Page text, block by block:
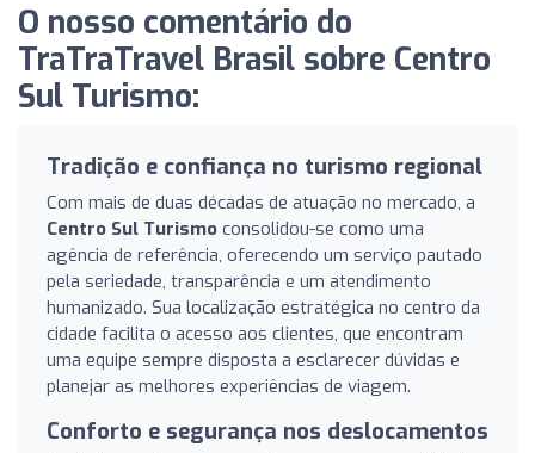
O nosso comentário do
TraTraTravel Brasil sobre Centro
Sul Turismo:
Tradição e confiança no turismo regional
Com mais de duas décadas de atuação no mercado, a
Centro Sul Turismo consolidou-se como uma
agência de referência, oferecendo um serviço pautado
pela seriedade, transparência e um atendimento
humanizado. Sua localização estratégica no centro da
cidade facilita o acesso aos clientes, que encontram
uma equipe sempre disposta a esclarecer dúvidas e
planejar as melhores experiências de viagem.
Conforto e segurança nos deslocamentos